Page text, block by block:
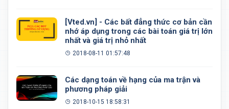
[Vted.vn] - Các bất đẳng thức cơ bản cần
nhớ áp dụng trong các bài toán giá trị lớn
nhất và giá trị nhỏ nhất
2018-08-11 01:57:48
Các dạng toán về hạng của ma trận và
phương pháp giải
2018-10-15 18:58:31